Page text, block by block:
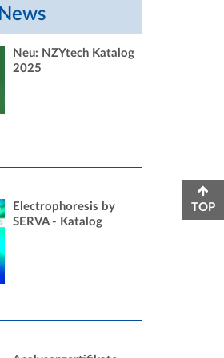
News
Neu: NZYtech Katalog
2025
Electrophoresis by
SERVA - Katalog
TOP